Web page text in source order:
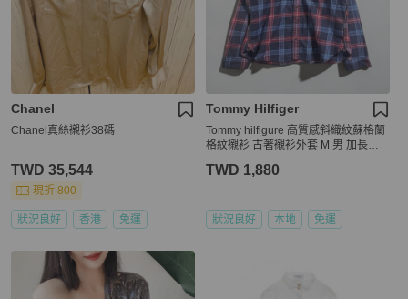
Chanel
Chanel真絲襯衫38碼
TWD 35,544
現折 800
狀況良好 香港 免運
Tommy Hilfiger
Tommy hilfigure 高質感斜織紋蘇格蘭
格紋襯衫 古著襯衫外套 M 男 加長款 v
TWD 1,880
狀況良好 本地 免運